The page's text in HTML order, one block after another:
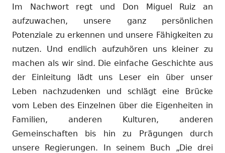
Im Nachwort regt und Don Miguel Ruiz an
aufzuwachen, unsere ganz persönlichen
Potenziale zu erkennen und unsere Fähigkeiten zu
nutzen. Und endlich aufzuhören uns kleiner zu
machen als wir sind. Die einfache Geschichte aus
der Einleitung lädt uns Leser ein über unser
Leben nachzudenken und schlägt eine Brücke
vom Leben des Einzelnen über die Eigenheiten in
Familien, anderen Kulturen, anderen
Gemeinschaften bis hin zu Prägungen durch
unsere Regierungen. In seinem Buch „Die drei